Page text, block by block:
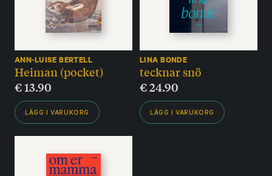
ANN-LUISE BERTELL
Heiman (pocket)
€13.90
LÄGG I VARUKORG
LINA BONDE
tecknar snö
€24.90
LÄGG I VARUKORG